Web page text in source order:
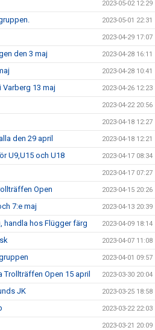
2023-05-02 12:29
2023-05-01 22:31
2023-04-29 17:07
den 3 maj 2023-04-28 16:11
2023-04-28 10:41
Varberg 13 maj 2023-04-26 12:23
2023-04-22 20:56
2023-04-18 12:27
den 29 april 2023-04-18 12:21
U9,U15 och U18 2023-04-17 08:34
2023-04-17 07:27
Open 2023-04-15 20:26
7:e maj 2023-04-13 20:39
handla hos Flügger färg 2023-04-09 18:14
2023-04-07 11:08
2023-04-01 09:57
Trollträffen Open 15 april 2023-03-30 20:04
JK 2023-03-25 18:58
2023-03-22 22:03
2023-03-21 20:09